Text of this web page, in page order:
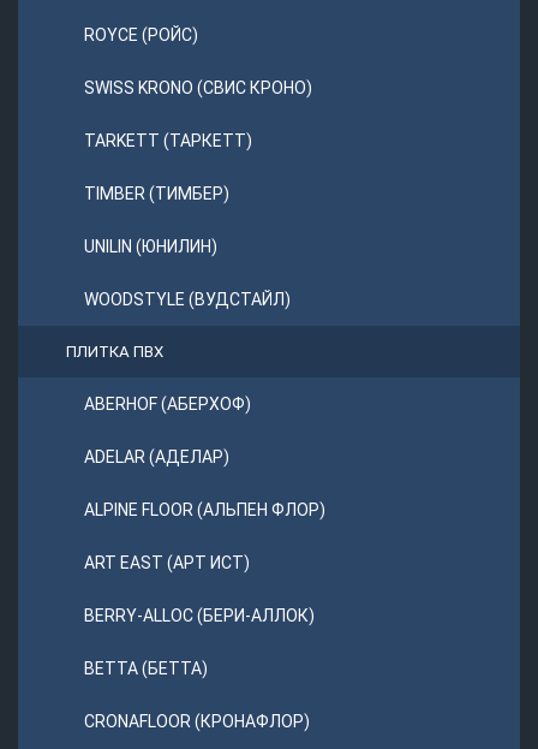
ROYCE (РОЙС)
SWISS KRONO (СВИС КРОНО)
TARKETT (ТАРКЕТТ)
TIMBER (ТИМБЕР)
UNILIN (ЮНИЛИН)
WOODSTYLE (ВУДСТАЙЛ)
ПЛИТКА ПВХ
ABERHOF (АБЕРХОФ)
ADELAR (АДЕЛАР)
ALPINE FLOOR (АЛЬПЕН ФЛОР)
ART EAST (АРТ ИСТ)
BERRY-ALLOC (БЕРИ-АЛЛОК)
BETTA (БЕТТА)
CRONAFLOOR (КРОНАФЛОР)